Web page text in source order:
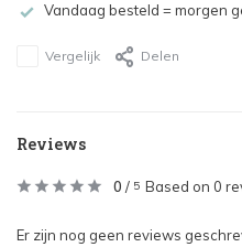
Vandaag besteld = morgen
Vergelijk Delen
Reviews
0 / 5 Based on 0
Er zijn nog geen reviews